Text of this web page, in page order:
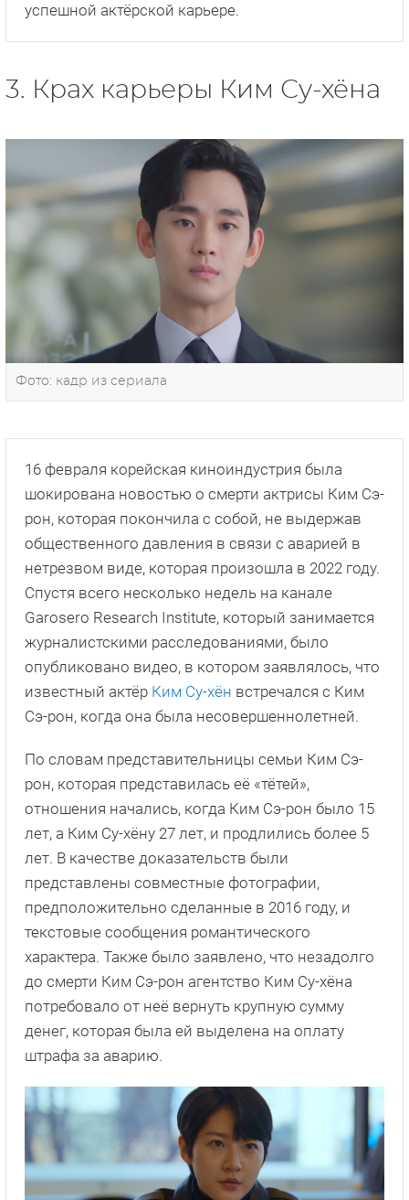
успешной актёрской карьере.
3. Крах карьеры Ким Су-хёна
Фото: кадр из сериала
16 февраля корейская киноиндустрия была
шокирована новостью о смерти актрисы Ким Сэ-
рон, которая покончила с собой, не выдержав
общественного давления в связи с аварией в
нетрезвом виде, которая произошла в 2022 году.
Спустя всего несколько недель на канале
Garosero Research Institute, который занимается
журналистскими расследованиями, было
опубликовано видео, в котором заявлялось, что
известный актёр Ким Су-хён встречался с Ким
Сэ-рон, когда она была несовершеннолетней.
По словам представительницы семьи Ким Сэ-
рон, которая представилась её «тётей»,
отношения начались, когда Ким Сэ-рон было 15
лет, а Ким Су-хёну 27 лет, и продлились более 5
лет. В качестве доказательств были
представлены совместные фотографии,
предположительно сделанные в 2016 году, и
текстовые сообщения романтического
характера. Также было заявлено, что незадолго
до смерти Ким Сэ-рон агентство Ким Су-хёна
потребовало от неё вернуть крупную сумму
денег, которая была ей выделена на оплату
штрафа за аварию.